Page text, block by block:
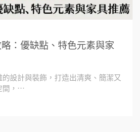
：優缺點、特色元素與家
設計與裝飾，打造出清爽、簡潔又
間，⋯